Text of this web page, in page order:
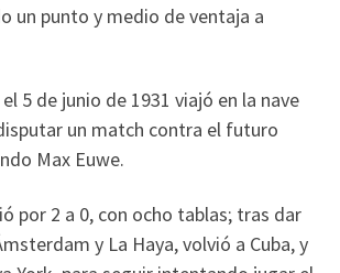
un punto y medio de ventaja a
5 de junio de 1931 viajó en la nave
un match contra el futuro
Max Euwe.
por 2 a 0, con ocho tablas; tras dar
y La Haya, volvió a Cuba, y